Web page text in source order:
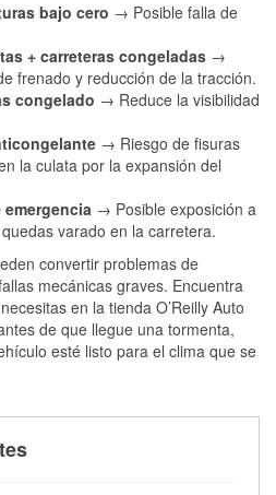
bajo cero → Posible falla de
+ carreteras congeladas →
frenado y reducción de la tracción.
congelado → Reduce la visibilidad
→ Riesgo de fisuras
la culata por la expansión del
→ Posible exposición a
varado en la carretera.
convertir problemas de
mecánicas graves. Encuentra
en la tienda O’Reilly Auto
de que llegue una tormenta,
esté listo para el clima que se